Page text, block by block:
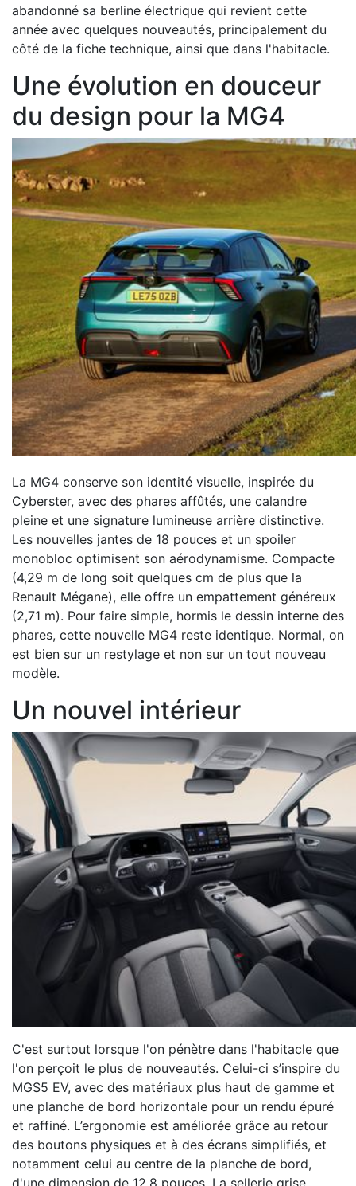
abandonné sa berline électrique qui revient cette
année avec quelques nouveautés, principalement du
côté de la fiche technique, ainsi que dans l'habitacle.
Une évolution en douceur
du design pour la MG4
La MG4 conserve son identité visuelle, inspirée du
Cyberster, avec des phares affûtés, une calandre
pleine et une signature lumineuse arrière distinctive.
Les nouvelles jantes de 18 pouces et un spoiler
monobloc optimisent son aérodynamisme. Compacte
(4,29 m de long soit quelques cm de plus que la
Renault Mégane), elle offre un empattement généreux
(2,71 m). Pour faire simple, hormis le dessin interne des
phares, cette nouvelle MG4 reste identique. Normal, on
est bien sur un restylage et non sur un tout nouveau
modèle.
Un nouvel intérieur
C'est surtout lorsque l'on pénètre dans l'habitacle que
l'on perçoit le plus de nouveautés. Celui-ci s’inspire du
MGS5 EV, avec des matériaux plus haut de gamme et
une planche de bord horizontale pour un rendu épuré
et raffiné. L’ergonomie est améliorée grâce au retour
des boutons physiques et à des écrans simplifiés, et
notamment celui au centre de la planche de bord,